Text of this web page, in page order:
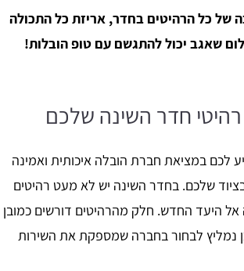
של כל הרהיטים בחדר, אריזת כל התכולה
שאגב יכול להתגשם עם טופ הובלות!
חדר השינה שלכם
לכם במציאת חברת הובלה איכותית ואמינה
שלכם. בחדר השינה יש לא מעט רהיטים
אל היעד החדש. חלק מהרהיטים דורשים כמובן
נמליץ לבחור בחברה שמספקת את השירות